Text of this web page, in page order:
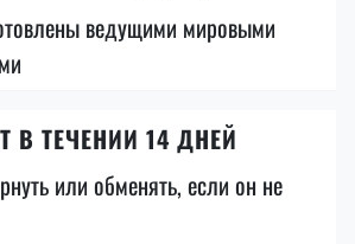
ведущими мировыми
В ТЕЧЕНИИ 14 ДНЕЙ
или обменять, если он не